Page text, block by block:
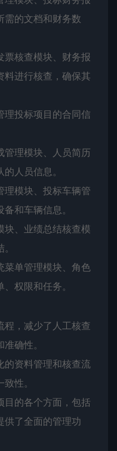
需的文档和财务数
票核查模块、财务报
料进行核查，确保其
理投标项目的合同信
管理模块、人员简历
人员信息。
理模块、投标车辆管
和车辆信息。
块、业绩总结核查模
菜单管理模块、角色
权限和任务。
程，减少了人工核查
确性。
的资料管理和核查流
性。
目的各个方面，包括
供了全面的管理功